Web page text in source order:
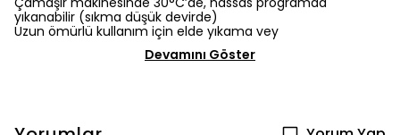
yıkanabilir (sıkma düşük devirde)
Uzun ömürlü kullanım için elde yıkama vey
Devamını Göster